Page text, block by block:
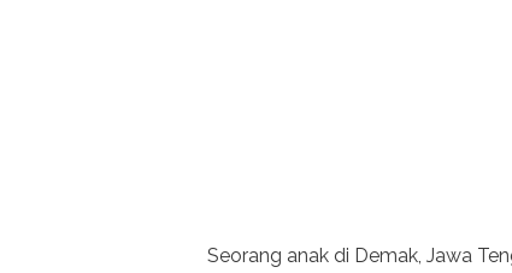
Seorang anak di Demak, Jawa